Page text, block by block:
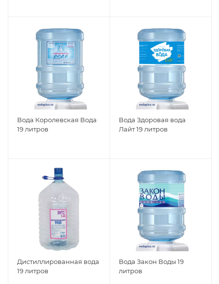
Вода Королевская Вода
19 литров
Вода Здоровая вода
Лайт 19 литров
Дистиллированная вода
19 литров
Вода Закон Воды 19
литров